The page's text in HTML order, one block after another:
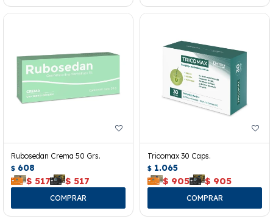
Rubosedan Crema 50 Grs.
$ 608
$ 517 $ 517
Tricomax 30 Caps.
$ 1.065
$ 905 $ 905